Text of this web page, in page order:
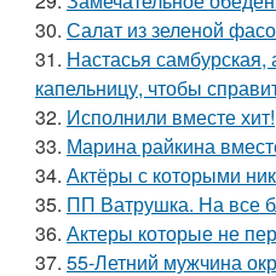
30. Салат из зеленой
31. Настасья
капельницу, чтобы
32. Исполнили вместе хит!
33. Марина райкина
34. Актёры с которыми
35. ПП Ватрушка. На все
36. Актеры которые не
37. 55-Летний мужчина